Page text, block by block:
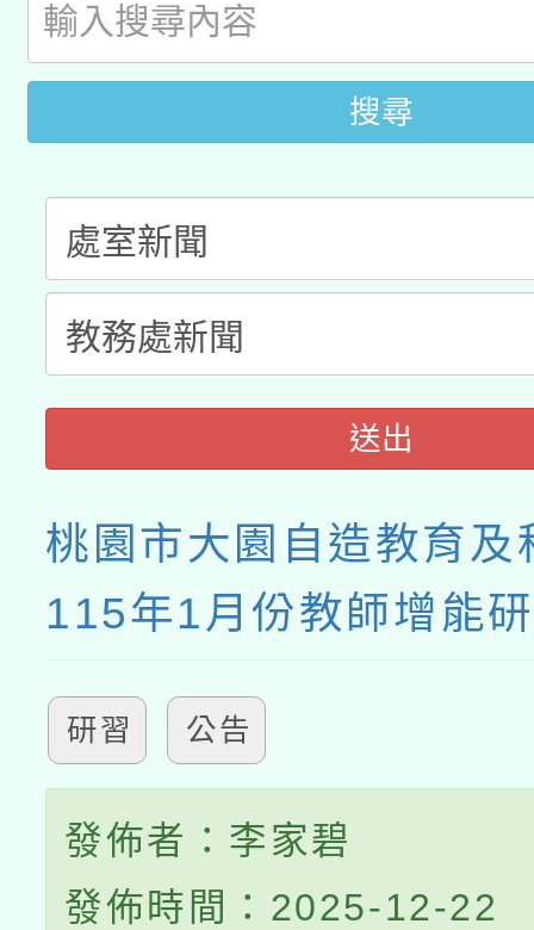
礎課程
A3數位素養講師名單
搜尋
送出
桃園市大園自造教育及
115年1月份教師增能
研習 公告
發佈者：李家碧
發佈時間：2025-12-22